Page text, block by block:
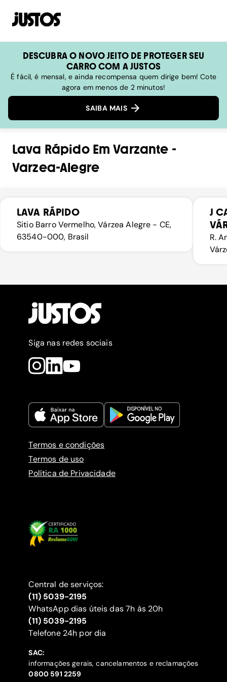
DESCUBRA O NOVO JEITO DE PROTEGER SEU
CARRO COM A JUSTOS
É fácil, é mensal, e ainda recompensa quem dirige bem! Cote
agora em menos de 2 minutos!
SAIBA MAIS
Lava RápidoEmVarzante -
Varzea-Alegre
LAVA RÁPIDO
Sitio Barro Vermelho, Várzea Alegre - CE,
63540-000, Brasil
J
R.
Siga nas redes sociais
Termos e condições
Termos de uso
Política de Privacidade
Central de serviços:
(11) 5039-2195
WhatsApp dias úteis das 7h às 20h
(11) 5039-2195
‍Telefone 24h por dia
SAC:
informações gerais, cancelamentos e reclamações
‍0800 591 2259